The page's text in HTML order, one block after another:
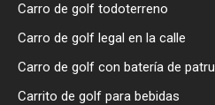
Carro de golf todoterreno
Carro de golf legal en la calle
Carro de golf con batería de
Carrito de golf para bebidas